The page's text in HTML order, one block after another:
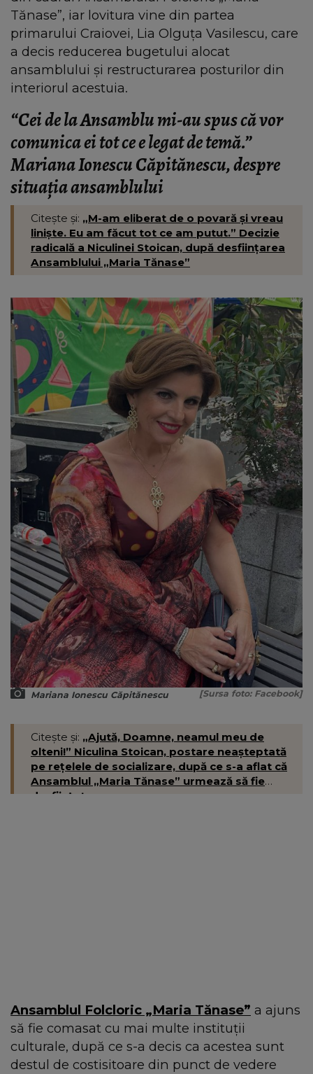
Tănase”, iar lovitura vine din partea
primarului Craiovei, Lia Olguța Vasilescu, care
a decis reducerea bugetului alocat
ansamblului și restructurarea posturilor din
interiorul acestuia.
“Cei de la Ansamblu mi-au spus că vor
comunica ei tot ce e legat de temă.”
Mariana Ionescu Căpitănescu, despre
situația ansamblului
Citește și: „M-am eliberat de o povară și vreau
liniște. Eu am făcut tot ce am putut.” Decizie
radicală a Niculinei Stoican, după desființarea
Ansamblului „Maria Tănase”
Mariana Ionescu Căpitănescu [Sursa foto: Facebook]
Citește și: „Ajută, Doamne, neamul meu de
olteni!” Niculina Stoican, postare neașteptată
pe rețelele de socializare, după ce s-a aflat că
Ansamblul „Maria Tănase” urmează să fie
desființat
Ansamblul Folcloric „Maria Tănase” a ajuns
să fie comasat cu mai multe instituții
culturale, după ce s-a decis ca acestea sunt
destul de costisitoare din punct de vedere